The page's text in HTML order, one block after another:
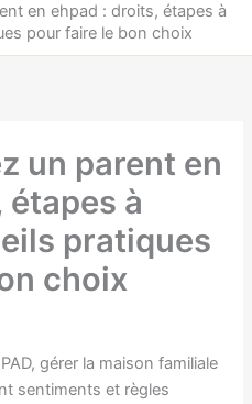
en ehpad : droits, étapes à
pour faire le bon choix
un parent en
étapes à
pratiques
choix
gérer la maison familiale
sentiments et règles